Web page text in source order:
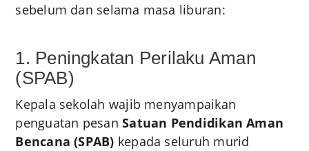
sebelum dan selama masa liburan:
1. Peningkatan Perilaku Aman
(SPAB)
Kepala sekolah wajib menyampaikan
penguatan pesanSatuan Pendidikan Aman
Bencana (SPAB) kepada seluruh murid